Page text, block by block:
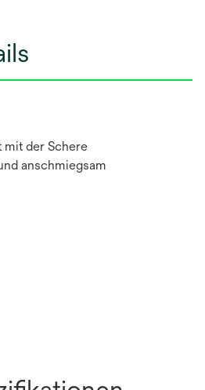
mit der Schere
anschmiegsam